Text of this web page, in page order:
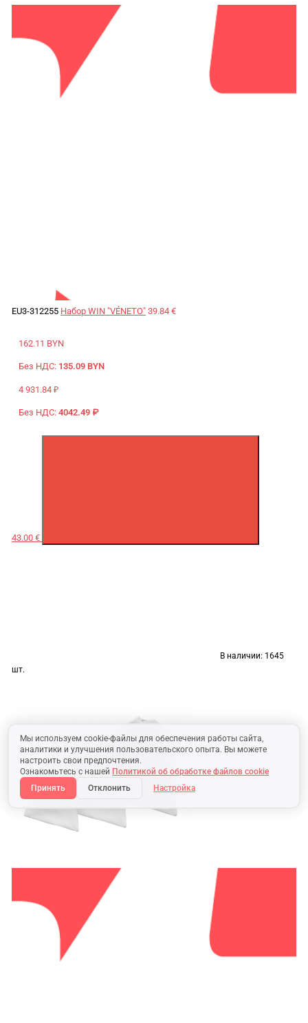
Мы используем cookie-файлы для обеспечения работы сайта,
аналитики и улучшения пользовательского опыта. Вы можете
настроить свои предпочтения.
Ознакомьтесь с нашей Политикой об обработке файлов cookie
Принять
Отклонить Настройка
EU3-312255 Набор WIN "VÉNETO" 39.84 €
162.11 BYN
Без НДС: 135.09 BYN
4 931.84 ₽
Без НДС: 4042.49 ₽
43.00 €
В наличии: 1645
шт.